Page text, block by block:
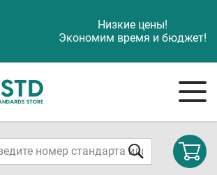
Низкие цены!
Экономим время и бюджет!